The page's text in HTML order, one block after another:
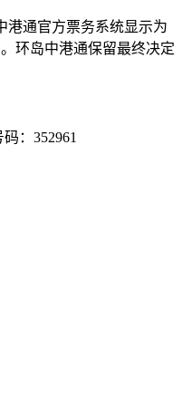
港通官方票务系统显示为
环岛中港通保留最终决定
： 352961